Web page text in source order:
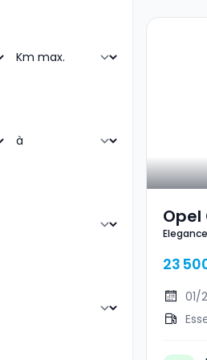
Opel
Elegance
23
01/